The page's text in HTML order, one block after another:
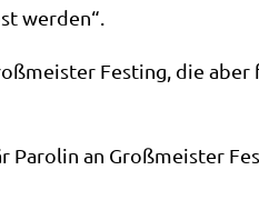
werden“.
Fest­ing, die aber
an Groß­mei­ster